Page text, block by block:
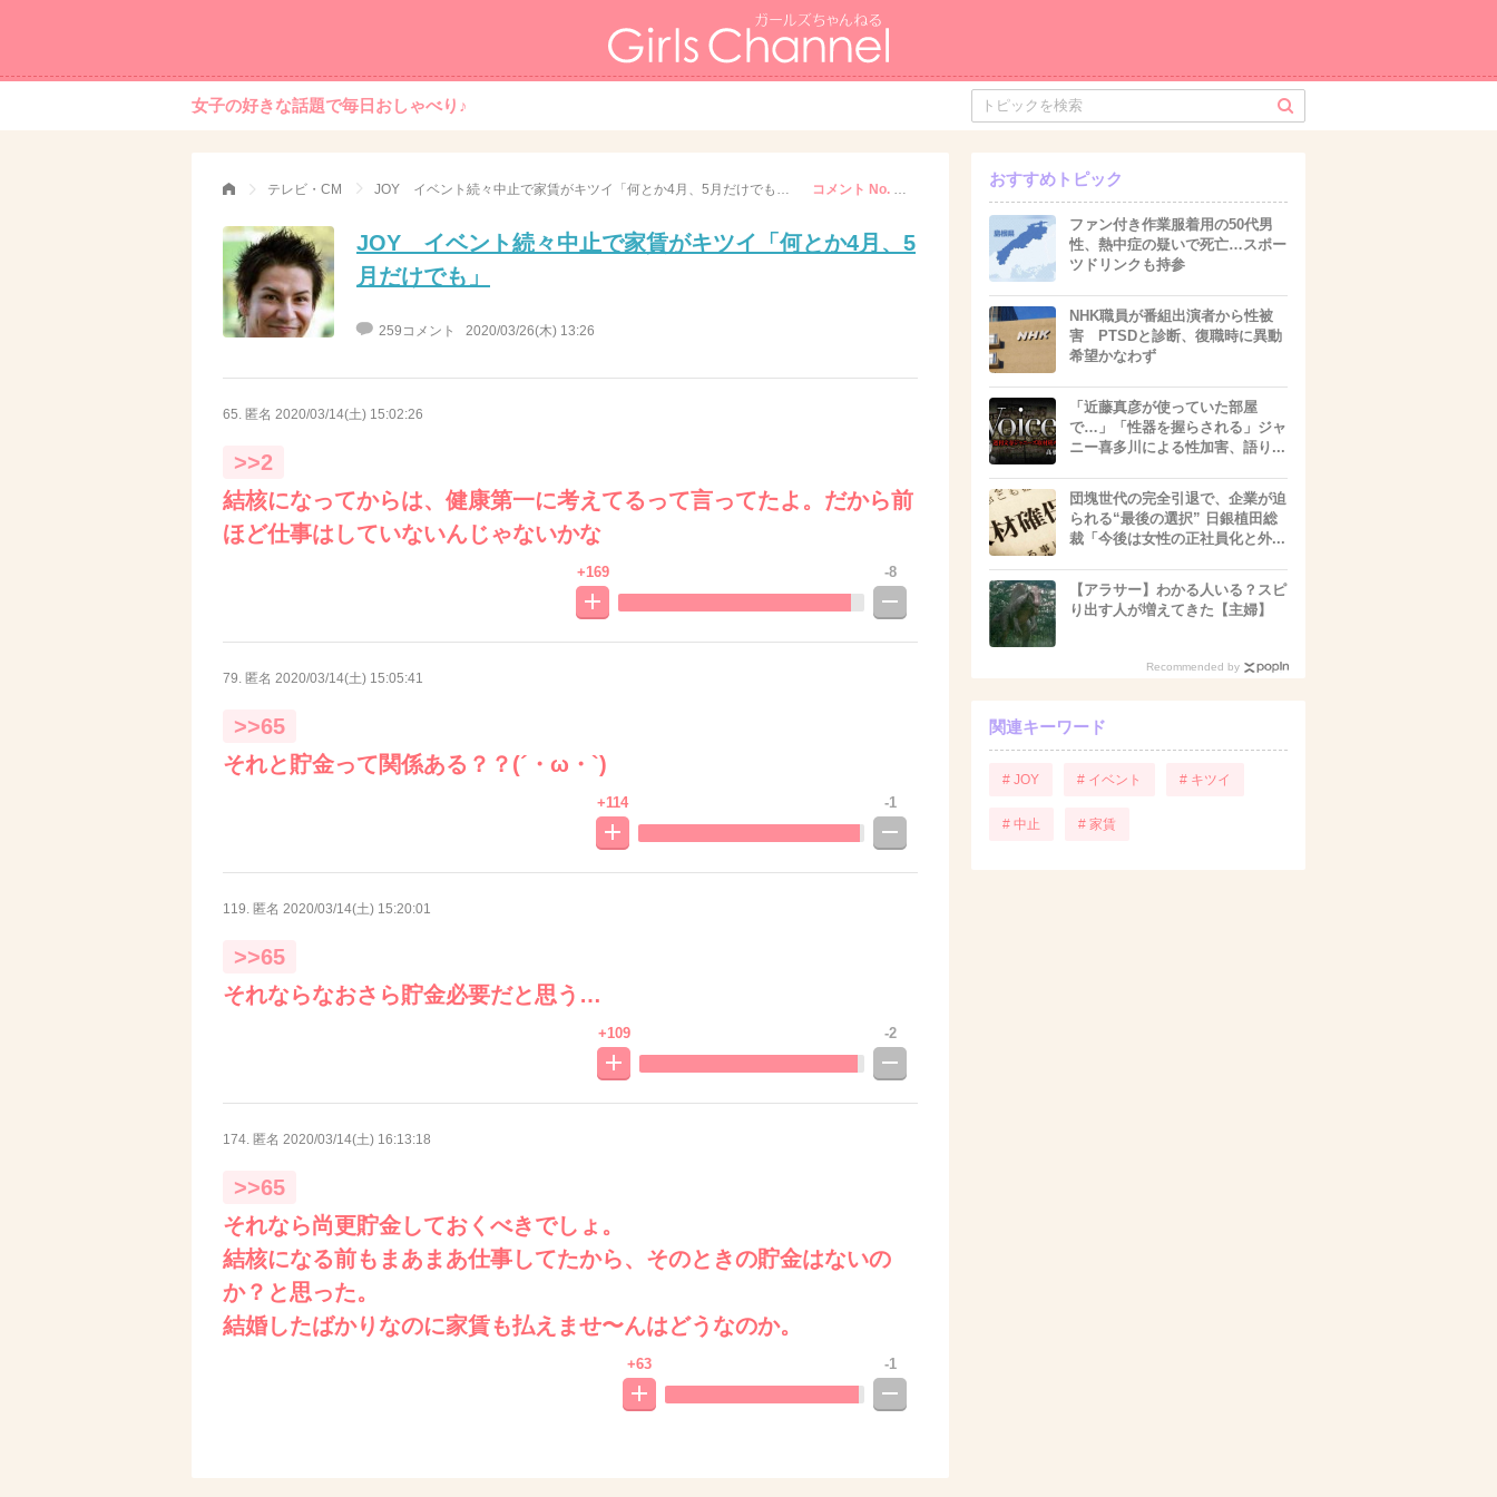
女子の好きな話題で毎日おしゃべり♪
テレビ・CM コメント No. 65
JOY イベント続々中止で家賃がキツイ「何とか4月、5
月だけでも」
259コメント 2020/03/26(木) 13:26
65. 匿名 2020/03/14(土) 15:02:26
>>2
結核になってからは、健康第一に考えてるって言ってたよ。だから前
ほど仕事はしていないんじゃないかな
+169 -8
79. 匿名 2020/03/14(土) 15:05:41
>>65
それと貯金って関係ある？？(´・ω・`)
+114 -1
119. 匿名 2020/03/14(土) 15:20:01
>>65
それならなおさら貯金必要だと思う…
+109 -2
174. 匿名 2020/03/14(土) 16:13:18
>>65
それなら尚更貯金しておくべきでしょ。
結核になる前もまあまあ仕事してたから、そのときの貯金はないの
か？と思った。
結婚したばかりなのに家賃も払えませ〜んはどうなのか。
+63 -1
おすすめトピック
ファン付き作業服着用の50代男
性、熱中症の疑いで死亡…スポー
ツドリンクも持参
NHK職員が番組出演者から性被
害 PTSDと診断、復職時に異動
希望かなわず
「近藤真彦が使っていた部屋
で…」「性器を握らされる」ジャ
ニー喜多川による性加害、語り...
団塊世代の完全引退で、企業が迫
られる“最後の選択” 日銀植田総
裁「今後は女性の正社員化と外...
【アラサー】わかる人いる？スピ
り出す人が増えてきた【主婦】
Recommended by
関連キーワード
# JOY # イベント # キツイ
# 中止 # 家賃